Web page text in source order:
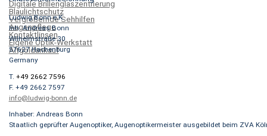
Digitale Brillenglaszentrierung
Blaulichtschutz
Vergrößernde Sehhilfen
Augenpflege
Kontaktlinsen
Eigene Optik-Werkstatt
Altgoldankauf
Ludwig Bonn e.K.
Inh. Andreas Bonn
Wilhelmstraße 30
57627 Hachenburg
Germany
T. +49 2662 7596
F. +49 2662 7597
info@ludwig-bonn.de
Inhaber: Andreas Bonn
Staatlich geprüfter Augenoptiker, Augenoptikermeister ausgebildet beim ZVA